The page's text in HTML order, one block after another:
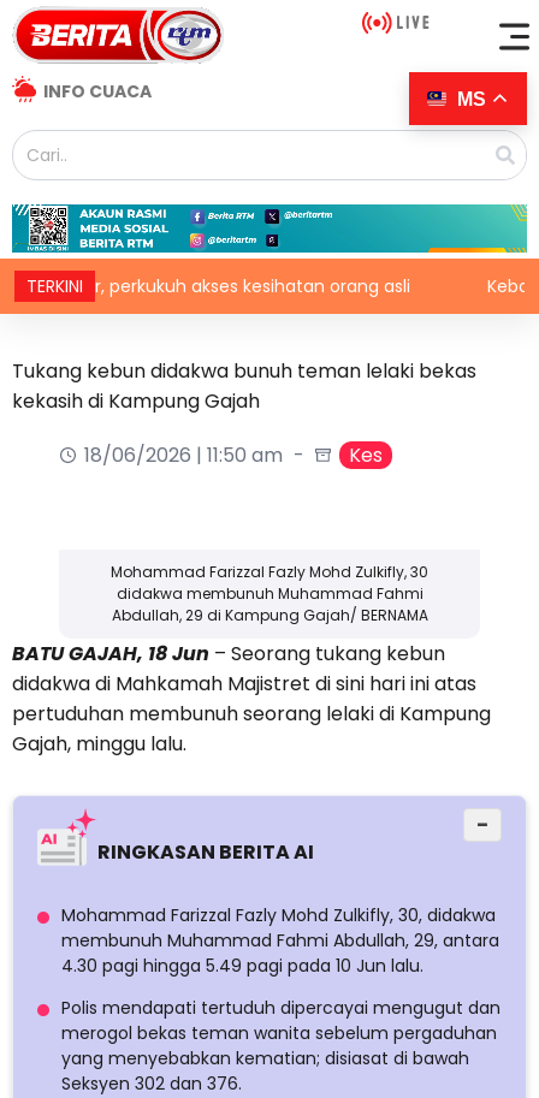
INFO CUACA
TERKINI
perkukuh akses kesihatan orang asli Kebakaran
Tukang kebun didakwa bunuh teman lelaki bekas
kekasih di Kampung Gajah
18/06/2026 | 11:50 am
Kes
Mohammad Farizzal Fazly Mohd Zulkifly, 30
didakwa membunuh Muhammad Fahmi
Abdullah, 29 di Kampung Gajah/ BERNAMA
BATU GAJAH, 18 Jun – Seorang tukang kebun
didakwa di Mahkamah Majistret di sini hari ini atas
pertuduhan membunuh seorang lelaki di Kampung
Gajah, minggu lalu.
RINGKASAN BERITA AI
−
Mohammad Farizzal Fazly Mohd Zulkifly, 30, didakwa
membunuh Muhammad Fahmi Abdullah, 29, antara
4.30 pagi hingga 5.49 pagi pada 10 Jun lalu.
Polis mendapati tertuduh dipercayai mengugut dan
merogol bekas teman wanita sebelum pergaduhan
yang menyebabkan kematian; disiasat di bawah
Seksyen 302 dan 376.
MS